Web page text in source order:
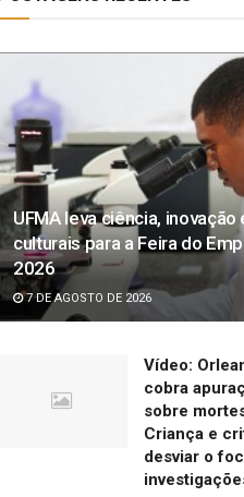
UFMA leva ciência, inovação
culturais para a Feira do
2026
7 DE AGOSTO DE 2026
Vídeo:
cobra
sobre
Criança e
desviar o